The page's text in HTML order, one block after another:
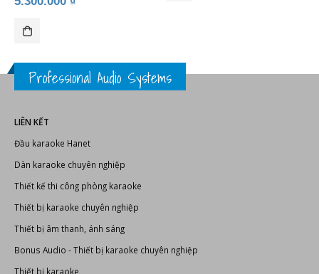
Professional Audio Systems
Đầu karaoke Hanet
Dàn karaoke chuyên nghiệp
Thiết kế thi công phòng karaoke
Thiết bị karaoke chuyên nghiệp
Thiết bị âm thanh, ánh sáng
Bonus Audio-Thiết bị karaoke chuyên nghiệp
Thiết bị karaoke